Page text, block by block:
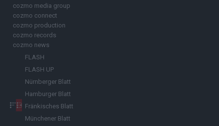
cozmo media group
cozmo connect
cozmo production
cozmo records
cozmo news
FLASH
FLASH UP
Nürnberger Blatt
Hamburger Blatt
Fränkisches Blatt
Münchener Blatt